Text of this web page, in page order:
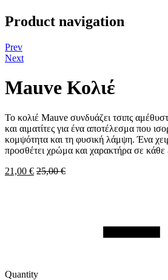
Product navigation
Prev
Next
Mauve Κολιέ
Το κολιέ Mauve συνδυάζει τσιπς
και αιματίτες για ένα αποτέλεσμα που
κομψότητα και τη φυσική λάμψη. Ένα
προσθέτει χρώμα και χαρακτήρα σε κάθε
21,00 € 25,00€
Quantity